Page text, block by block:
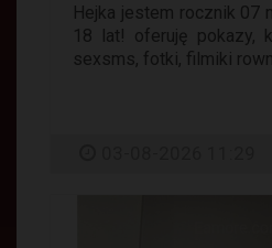
Hejka jestem rocznik 07
18 lat! oferuję pokazy,
sexsms, fotki, filmiki